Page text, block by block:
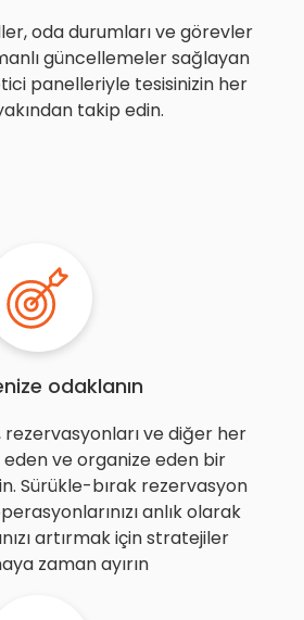
oda durumları ve görevler
güncellemeler sağlayan
panelleriyle tesisinizin her
takip edin.
odaklanın
ve diğer her
eden ve organize eden bir
Sürükle-bırak rezervasyon
anlık olarak
artırmak için stratejiler
zaman ayırın